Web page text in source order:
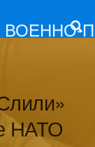
ВОЕННО-
НАТО